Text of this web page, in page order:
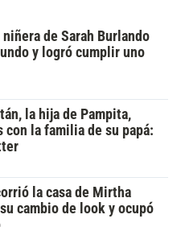
de Sarah Burlando
y logró cumplir uno
la hija de Pampita,
con la familia de su papá:
la casa de Mirtha
cambio de look y ocupó